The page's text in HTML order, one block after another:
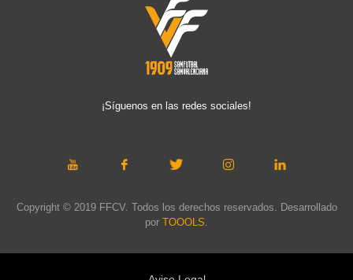
¡Síguenos en las redes sociales!
Copyright © 2019 FFCV. Todos los derechos reservados. Desarrollado
por TOOOLS.